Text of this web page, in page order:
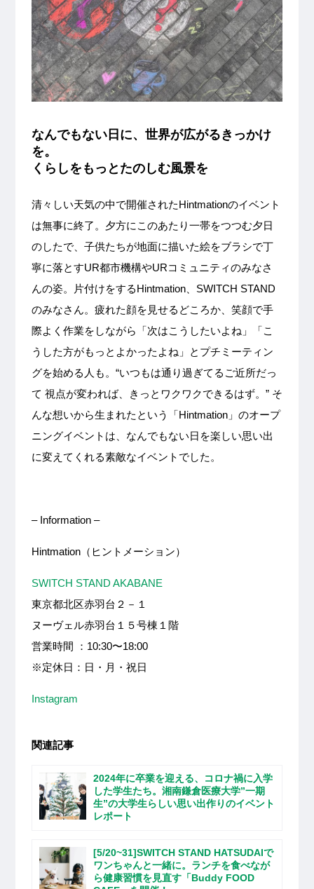
なんでもない日に、世界が広がるきっかけ
を。
くらしをもっとたのしむ風景を
清々しい天気の中で開催されたHintmationのイベント
は無事に終了。夕方にこのあたり一帯をつつむ夕日
のしたで、子供たちが地面に描いた絵をブラシで丁
寧に落とすUR都市機構やURコミュニティのみなさ
んの姿。片付けをするHintmation、SWITCH STAND
のみなさん。疲れた顔を見せるどころか、笑顔で手
際よく作業をしながら「次はこうしたいよね」「こ
うした方がもっとよかったよね」とプチミーティン
グを始める人も。“いつもは通り過ぎてるご近所だっ
て 視点が変われば、きっとワクワクできるはず。” そ
んな想いから生まれたという「Hintmation」のオープ
ニングイベントは、なんでもない日を楽しい思い出
に変えてくれる素敵なイベントでした。
– Information –
Hintmation（ヒントメーション）
SWITCH STAND AKABANE
東京都北区赤羽台２－１
ヌーヴェル赤羽台１５号棟１階
営業時間 ：10:30〜18:00
※定休日：日・月・祝日
Instagram
関連記事
2024年に卒業を迎える、コロナ禍に入学
した学生たち。湘南鎌倉医療大学”一期
生”の大学生らしい思い出作りのイベント
レポート
[5/20~31]SWITCH STAND HATSUDAIで
ワンちゃんと一緒に。ランチを食べなが
ら健康習慣を見直す「Buddy FOOD